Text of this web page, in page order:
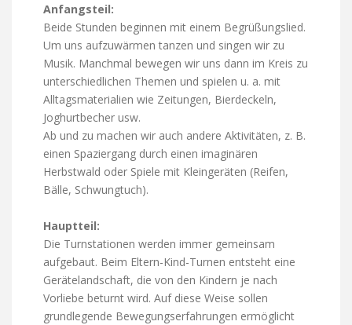
Anfangsteil:
Beide Stunden beginnen mit einem Begrüßungslied.
Um uns aufzuwärmen tanzen und singen wir zu
Musik. Manchmal bewegen wir uns dann im Kreis zu
unterschiedlichen Themen und spielen u. a. mit
Alltagsmaterialien wie Zeitungen, Bierdeckeln,
Joghurtbecher usw.
Ab und zu machen wir auch andere Aktivitäten, z. B.
einen Spaziergang durch einen imaginären
Herbstwald oder Spiele mit Kleingeräten (Reifen,
Bälle, Schwungtuch).
Hauptteil:
Die Turnstationen werden immer gemeinsam
aufgebaut. Beim Eltern-Kind-Turnen entsteht eine
Gerätelandschaft, die von den Kindern je nach
Vorliebe beturnt wird. Auf diese Weise sollen
grundlegende Bewegungserfahrungen ermöglicht